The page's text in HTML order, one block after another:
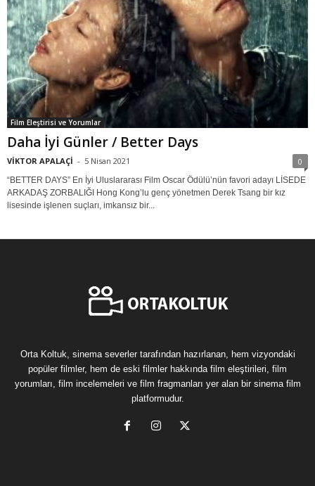
Film Eleştirisi ve Yorumlar
Daha İyi Günler / Better Days
VİKTOR APALAÇİ - 5 Nisan 2021 0
“BETTER DAYS” En İyi Uluslararası Film Oscar Ödülü’nün favori adayı LİSEDE
ARKADAŞ ZORBALIĞI Hong Kong’lu genç yönetmen Derek Tsang bir kız
lisesinde işlenen suçları, imkansız bir...
Orta Koltuk, sinema severler tarafından hazırlanan, hem vizyondaki
popüler filmler, hem de eski filmler hakkında film eleştirileri, film
yorumları, film incelemeleri ve film fragmanları yer alan bir sinema film
platformudur.